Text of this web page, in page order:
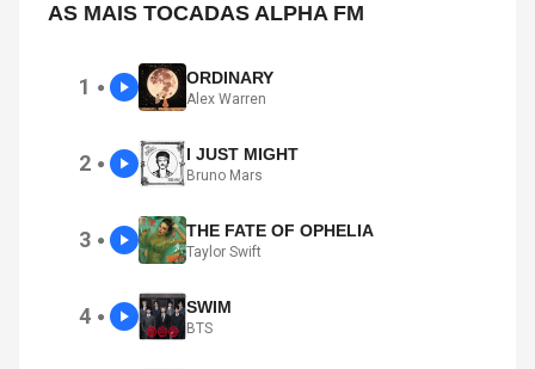
AS MAIS TOCADAS ALPHA FM
1 ● ORDINARY
Alex Warren
2 ● I JUST MIGHT
Bruno Mars
3 ● THE FATE OF OPHELIA
Taylor Swift
4 ● SWIM
BTS